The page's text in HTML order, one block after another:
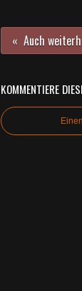
KOMMENTIERE